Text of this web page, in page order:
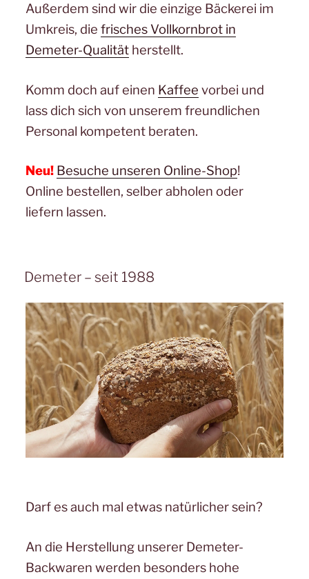
Außerdem sind wir die einzige Bäckerei im
Umkreis, die frisches Vollkornbrot in
Demeter-Qualitätherstellt.
Komm doch auf einen Kaffee vorbei und
lass dich sich von unserem freundlichen
Personal kompetent beraten.
Neu! Besuche unseren Online-Shop!
Online bestellen, selber abholen oder
liefern lassen.
Demeter – seit 1988
Darf es auch mal etwas natürlicher sein?
An die Herstellung unserer Demeter-
Backwaren werden besonders hohe